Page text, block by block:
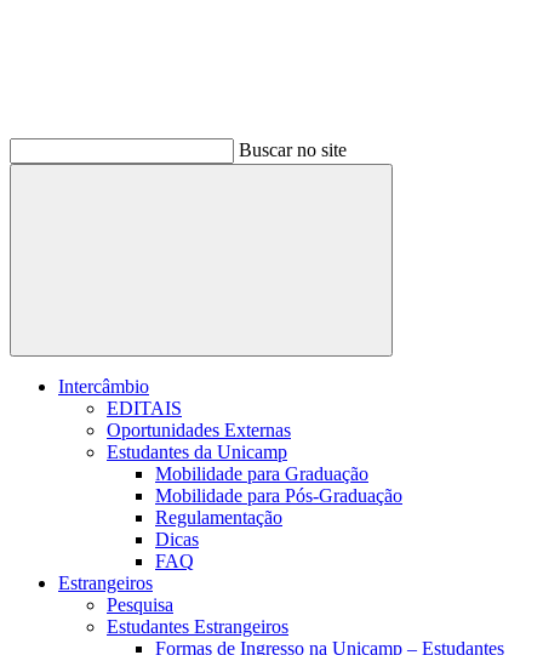
Buscar no site
Buscar
Intercâmbio
EDITAIS
Oportunidades Externas
Estudantes da Unicamp
Mobilidade para Graduação
Mobilidade para Pós-Graduação
Regulamentação
Dicas
FAQ
Estrangeiros
Pesquisa
Estudantes Estrangeiros
Formas de Ingresso na Unicamp – Estudantes